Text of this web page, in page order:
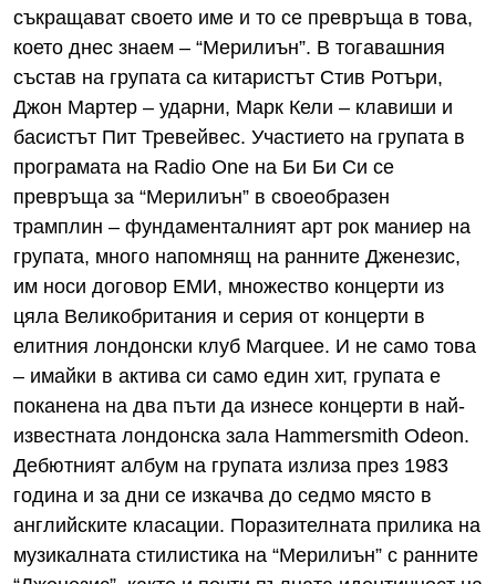
съкращават своето име и то се превръща в това,
което днес знаем – “Мерилиън”. В тогавашния
състав на групата са китаристът Стив Ротъри,
Джон Мартер – ударни, Марк Кели – клавиши и
басистът Пит Тревейвес. Участието на групата в
програмата на Radio One на Би Би Си се
превръща за “Мерилиън” в своеобразен
трамплин – фундаменталният арт рок маниер на
групата, много напомнящ на ранните Дженезис,
им носи договор ЕМИ, множество концерти из
цяла Великобритания и серия от концерти в
елитния лондонски клуб Marquee. И не само това
– имайки в актива си само един хит, групата е
поканена на два пъти да изнесе концерти в най-
известната лондонска зала Hammersmith Odeon.
Дебютният албум на групата излиза през 1983
година и за дни се изкачва до седмо място в
английските класации. Поразителната прилика на
музикалната стилистика на “Мерилиън” с ранните